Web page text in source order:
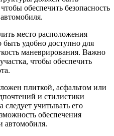
обеспечить безопасность
место расположения
удобно доступно для
маневрирования. Важно
чтобы обеспечить
плиткой, асфальтом или
и стилистики
учитывать его
обеспечения
автомобиля.